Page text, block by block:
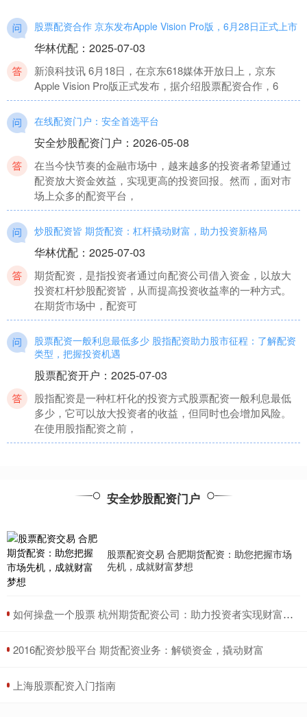
股票配资合作 京东发布Apple Vision Pro版，6月28日正式上市
华林优配 ： 2025-07-03
新浪科技讯 6月18日，在京东618媒体开放日上，京东
Apple Vision Pro版正式发布，据介绍股票配资合作，6
在线配资门户：安全首选平台
安全炒股配资门户 ： 2026-05-08
在当今快节奏的金融市场中，越来越多的投资者希望通过
配资放大资金效益，实现更高的投资回报。然而，面对市
场上众多的配资平台，
炒股配资皆 期货配资：杠杆撬动财富，助力投资新格局
华林优配 ： 2025-07-03
期货配资，是指投资者通过向配资公司借入资金，以放大
投资杠杆炒股配资皆，从而提高投资收益率的一种方式。
在期货市场中，配资可
股票配资一般利息最低多少 股指配资助力股市征程：了解配资
类型，把握投资机遇
股票配资开户 ： 2025-07-03
股指配资是一种杠杆化的投资方式股票配资一般利息最低
多少，它可以放大投资者的收益，但同时也会增加风险。
在使用股指配资之前，
在深圳这个金融之都，炒股配资已成为投资者扩大收益的
配资炒股网站入，从而
股票配资策略 期货配资平台推荐：选择信誉好、资金实力强的
安全炒股配资门户：2025-07-03
量因素。信誉良好的平台能保障资金安全，而资金实力雄
厚的平台则能提供充足
股票有杠杆么？融资融券与场外配资风险解析
安全炒股配资门户
股票配资交易 合肥期货配资：助您把握市场
先机，成就财富梦想
​如何操盘一个股票 杭州期货配资公司：助力投资者实现财富梦想
​2016配资炒股平台 期货配资业务：解锁资金，撬动财富
​上海股票配资入门指南